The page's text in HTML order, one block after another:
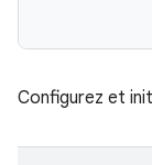
Configurez et